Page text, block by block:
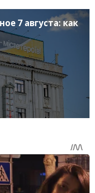
7 августа: как